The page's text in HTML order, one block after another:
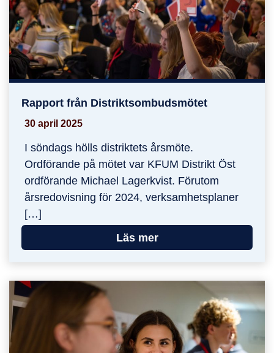
Rapport från Distriktsombudsmötet
Rapport från Distriktsombudsmötet
30 april 2025
I söndags hölls distriktets årsmöte.
Ordförande på mötet var KFUM Distrikt Öst
ordförande Michael Lagerkvist. Förutom
årsredovisning för 2024, verksamhetsplaner
[…]
Läs mer